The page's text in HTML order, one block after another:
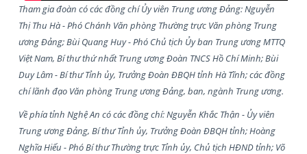
Tham gia đoàn có các đồng chí Ủy viên Trung ương Đảng: Nguyễn
Thị Thu Hà - Phó Chánh Văn phòng Thường trực Văn phòng Trung
ương Đảng; Bùi Quang Huy - Phó Chủ tịch Ủy ban Trung ương MTTQ
Việt Nam, Bí thư thứ nhất Trung ương Đoàn TNCS Hồ Chí Minh; Bùi
Duy Lâm - Bí thư Tỉnh ủy, Trưởng Đoàn ĐBQH tỉnh Hà Tĩnh; các đồng
chí lãnh đạo Văn phòng Trung ương Đảng, ban, ngành Trung ương.
Về phía tỉnh Nghệ An có các đồng chí: Nguyễn Khắc Thận - Ủy viên
Trung ương Đảng, Bí thư Tỉnh ủy, Trưởng Đoàn ĐBQH tỉnh; Hoàng
Nghĩa Hiếu - Phó Bí thư Thường trực Tỉnh ủy, Chủ tịch HĐND tỉnh; Võ